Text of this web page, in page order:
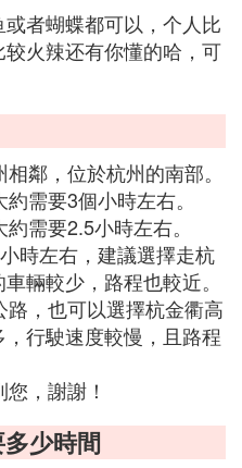
者蝴蝶都可以，个人比
火辣还有你懂的哈，可
鄰，位於杭州的南部。
需要3個小時左右。
需要2.5小時左右。
時左右，建議選擇走杭
輛較少，路程也較近。
，也可以選擇杭金衢高
行駛速度較慢，且路程
，謝謝！
少時間